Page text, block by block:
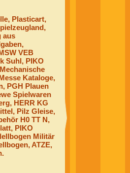
Plasticart,
aus
VEB
Suhl, PIKO
Kataloge,
PGH Plauen
Spielwaren
HERR KG
Pilz Gleise,
H0 TT N,
PIKO
Militär
ATZE,